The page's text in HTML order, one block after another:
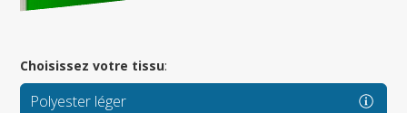
Choisissez votre tissu:
Polyester léger